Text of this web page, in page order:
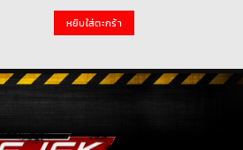
หยิบใส่ตะกร้า